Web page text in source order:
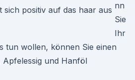
nn
Sie
Ihr
tun wollen, können Sie einen
und Hanföl